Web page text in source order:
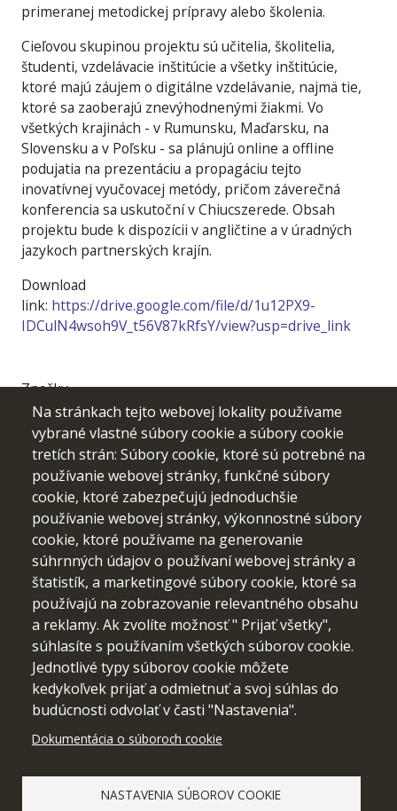
primeranej metodickej prípravy alebo školenia.
Cieľovou skupinou projektu sú učitelia, školitelia,
študenti, vzdelávacie inštitúcie a všetky inštitúcie,
ktoré majú záujem o digitálne vzdelávanie, najmä tie,
ktoré sa zaoberajú znevýhodnenými žiakmi. Vo
všetkých krajinách - v Rumunsku, Maďarsku, na
Slovensku a v Poľsku - sa plánujú online a offline
podujatia na prezentáciu a propagáciu tejto
inovatívnej vyučovacej metódy, pričom záverečná
konferencia sa uskutoční v Chiucszerede. Obsah
projektu bude k dispozícii v angličtine a v úradných
jazykoch partnerských krajín.
Download
link: https://drive.google.com/file/d/1u12PX9-
IDCulN4wsoh9V_t56V87kRfsY/view?usp=drive_link
Značky
Newsletter
Financované Európskou úniou. Vyjadrené názory a postoje sú
názormi a vyhláseniami autora(-ov) a nemusia nevyhnutne
odrážať názory a stanoviská Európskej únie alebo Európskej
výkonnej agentúry pre vzdelávanie a kultúru (EACEA).
Európska únia ani EACEA za ne nepreberajú žiadnu
Na stránkach tejto webovej lokality používame
vybrané vlastné súbory cookie a súbory cookie
tretích strán: Súbory cookie, ktoré sú potrebné na
používanie webovej stránky, funkčné súbory
cookie, ktoré zabezpečujú jednoduchšie
používanie webovej stránky, výkonnostné súbory
cookie, ktoré používame na generovanie
súhrnných údajov o používaní webovej stránky a
štatistík, a marketingové súbory cookie, ktoré sa
používajú na zobrazovanie relevantného obsahu
a reklamy. Ak zvolíte možnosť " Prijať všetky",
súhlasíte s používaním všetkých súborov cookie.
Jednotlivé typy súborov cookie môžete
kedykoľvek prijať a odmietnuť a svoj súhlas do
budúcnosti odvolať v časti "Nastavenia".
Dokumentácia o súboroch cookie
NASTAVENIA SÚBOROV COOKIE